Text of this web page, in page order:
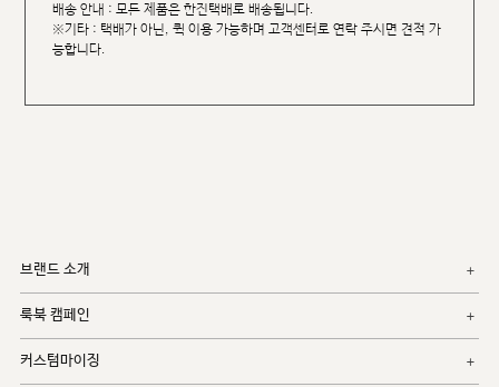
배송 안내 : 모든 제품은 한진택배로 배송됩니다.
※기타 : 택배가 아닌, 퀵 이용 가능하며 고객센터로 연락 주시면 견적 가
능합니다.
브랜드 소개
룩북 캠페인
커스텀마이징